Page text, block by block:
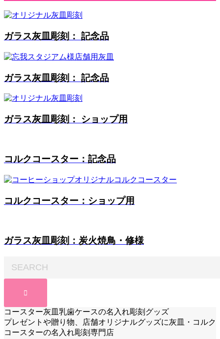
ガラス灰皿彫刻： 記念品
ガラス灰皿彫刻： 記念品
ガラス灰皿彫刻： ショップ用
コルクコースター：記念品
コルクコースター：ショップ用
ガラス灰皿彫刻：炭火焼鳥・修様
コースター灰皿乳歯ケースの名入れ彫刻グッズ
プレゼントや贈り物、店舗オリジナルグッズに灰皿・コルク
コースターの名入れ彫刻専門店